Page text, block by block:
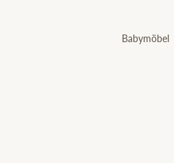
Babymöbel